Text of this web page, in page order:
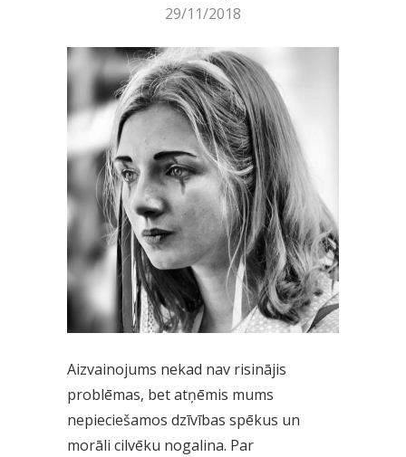
29/11/2018
Aizvainojums nekad nav risinājis
problēmas, bet atņēmis mums
nepieciešamos dzīvības spēkus un
morāli cilvēku nogalina. Par